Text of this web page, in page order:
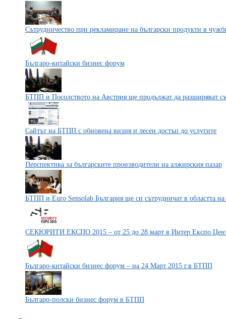
Сътрудничество при рекламиране на български продукти в
Българо-китайски бизнес форум
БТПП и Посолството на Австрия ще продължат да разширяват
Сайтът на БТПП с обновена визия и лесен достъп до услугите
Перспектива за българските производители на алжирския пазар
БТПП и Euro Sensolab България ще си сътрудничат в областта на
СЕКЮРИТИ ЕКСПО 2015 – от 25 до 28 март в Интер Експо
Българо-китайски бизнес форум – на 24 Март 2015 г.в БТПП
Българо-полски бизнес форум в БТПП